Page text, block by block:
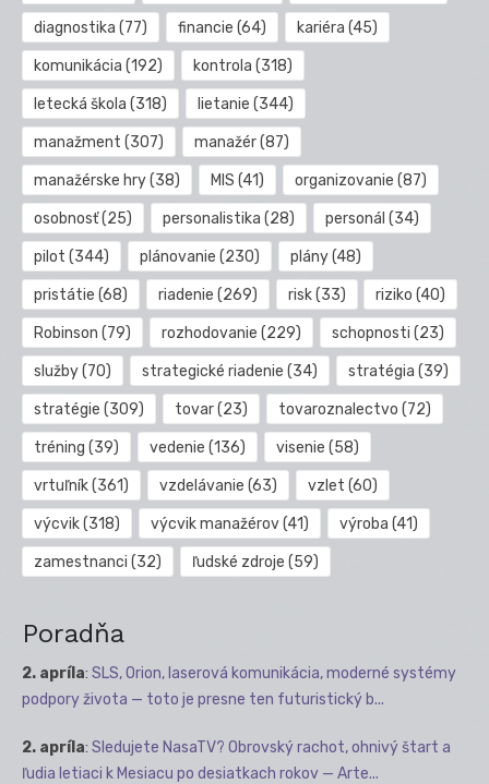
diagnostika (77) financie (64) kariéra (45)
komunikácia (192) kontrola (318)
letecká škola (318) lietanie (344)
manažment (307) manažér(87)
manažérske hry(38) MIS (41) organizovanie (87)
osobnosť(25) personalistika (28) personál (34)
pilot (344) plánovanie (230) plány(48)
pristátie (68) riadenie (269) risk(33) riziko (40)
Robinson (79) rozhodovanie (229) schopnosti (23)
služby(70) strategické riadenie (34) stratégia (39)
stratégie (309) tovar(23) tovaroznalectvo (72)
tréning (39) vedenie (136) visenie (58)
vrtuľník(361) vzdelávanie (63) vzlet (60)
výcvik(318) výcvik manažérov(41) výroba (41)
zamestnanci (32) ľudské zdroje (59)
Poradňa
2. apríla: SLS, Orion, laserová komunikácia, moderné systémy
podpory života — toto je presne ten futuristický b...
2. apríla: Sledujete NasaTV? Obrovský rachot, ohnivý štart a
ľudia letiaci k Mesiacu po desiatkach rokov — Arte...